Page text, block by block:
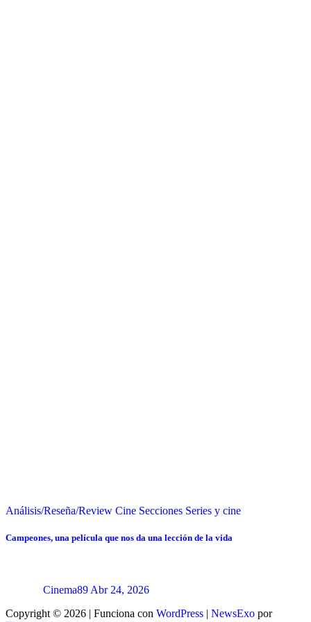
Análisis/Reseña/Review Cine Secciones Series y cine
Campeones, una película que nos da una lección de la vida
Cinema89 Abr 24, 2026
Copyright © 2026 | Funciona con WordPress | NewsExo por